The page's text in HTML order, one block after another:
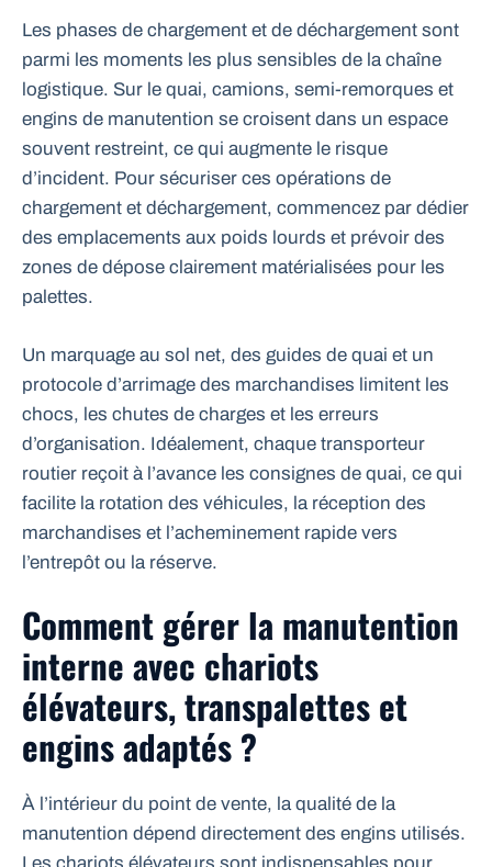
Les phases de chargement et de déchargement sont
parmi les moments les plus sensibles de la chaîne
logistique. Sur le quai, camions, semi-remorques et
engins de manutention se croisent dans un espace
souvent restreint, ce qui augmente le risque
d’incident. Pour sécuriser ces opérations de
chargement et déchargement, commencez par dédier
des emplacements aux poids lourds et prévoir des
zones de dépose clairement matérialisées pour les
palettes.
Un marquage au sol net, des guides de quai et un
protocole d’arrimage des marchandises limitent les
chocs, les chutes de charges et les erreurs
d’organisation. Idéalement, chaque transporteur
routier reçoit à l’avance les consignes de quai, ce qui
facilite la rotation des véhicules, la réception des
marchandises et l’acheminement rapide vers
l’entrepôt ou la réserve.
Comment gérer la manutention
interne avec chariots
élévateurs, transpalettes et
engins adaptés ?
À l’intérieur du point de vente, la qualité de la
manutention dépend directement des engins utilisés.